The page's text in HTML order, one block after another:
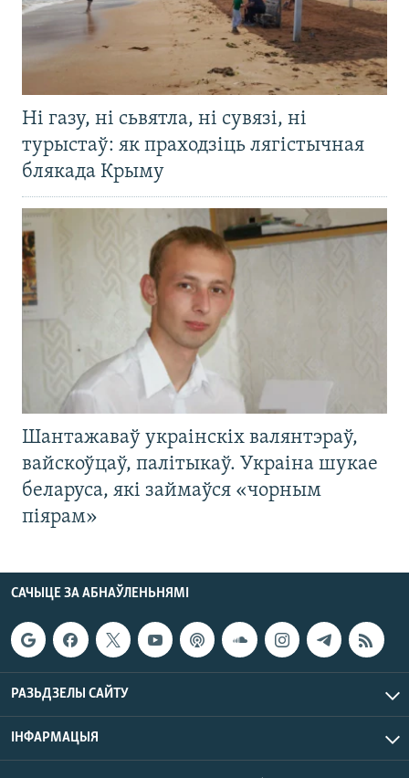
Ні газу, ні сьвятла, ні сувязі, ні
турыстаў: як праходзіць лягістычная
блякада Крыму
Шантажаваў украінскіх валянтэраў,
вайскоўцаў, палітыкаў. Украіна шукае
беларуса, які займаўся «чорным
піярам»
САЧЫЦЕ ЗА АБНАЎЛЕНЬНЯМІ
РАЗЬДЗЕЛЫ САЙТУ
ІНФАРМАЦЫЯ